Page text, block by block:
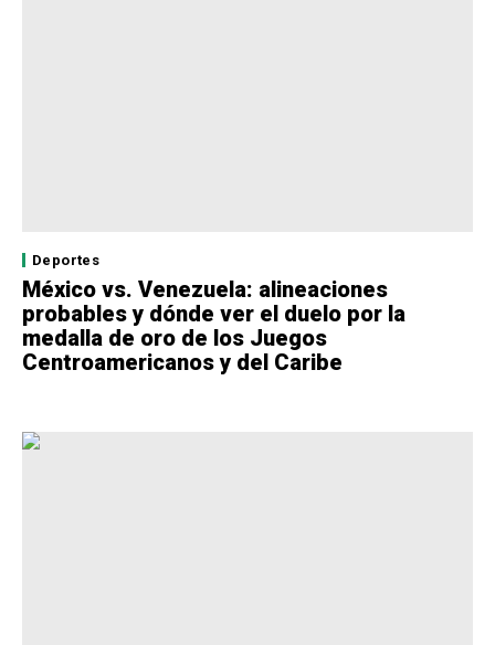
Deportes
México vs. Venezuela: alineaciones
probables y dónde ver el duelo por la
medalla de oro de los Juegos
Centroamericanos y del Caribe